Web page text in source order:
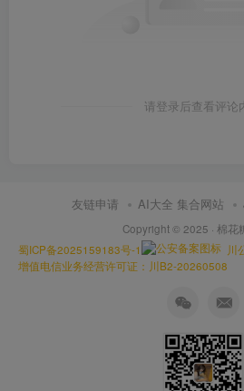
请登录后查看评论
友链申请 AI大全 集合网站
Copyright © 2025 · 棉花
蜀ICP备2025159183号-1
川
增值电信业务经营许可证：川B2-20260508